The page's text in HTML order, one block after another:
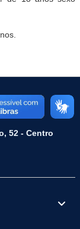
52 - Centro